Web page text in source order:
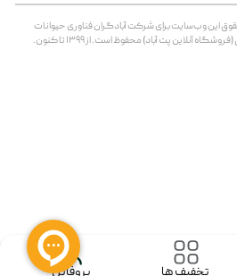
اين وب‌سايت برای شرکت آبادگران فناوری حیوانات
آنلاین پت آباد) محفوظ است. از ۱۳۹۹ تا کنون.
پروفایل